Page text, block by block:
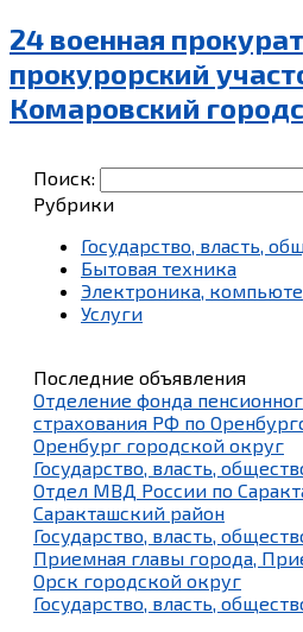
24 военная
прокурорский
Комаровский
Поиск:
Рубрики
Государство, власть,
Бытовая техника
Электроника,
Услуги
Последние объявления
Отделение фонда
страхования РФ по
Оренбург городской округ
Государство, власть,
Отдел МВД России по
Саракташский район
Государство, власть,
Приемная главы города,
Орск городской округ
Государство, власть,